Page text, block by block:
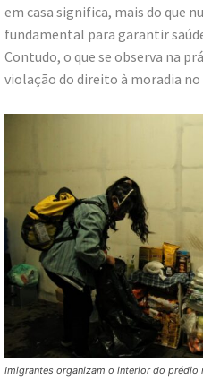
em casa significa, mais do que
fundamental para garantir
Contudo, o que se observa na
violação do direito à moradia
Imigrantes organizam o interior do prédio